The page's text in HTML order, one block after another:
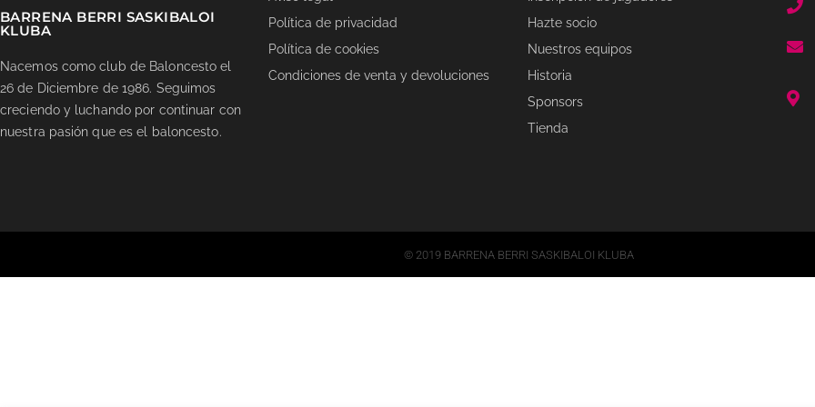
BARRENA BERRI SASKIBALOI
KLUBA
Nacemos como club de Baloncesto el
26 de Diciembre de 1986. Seguimos
creciendo y luchando por continuar con
nuestra pasión que es el baloncesto.
Política de privacidad
Política de cookies
Condiciones de venta y devoluciones
Hazte socio
Nuestros equipos
Historia
Sponsors
Tienda
© 2019 BARRENA BERRI SASKIBALOI KLUBA